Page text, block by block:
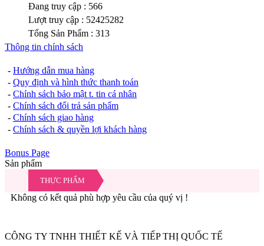
Đang truy cập : 566
Lượt truy cập : 52425282
Tổng Sản Phẩm : 313
Thông tin chính sách
- Hướng dẫn mua hàng
- Quy định và hình thức thanh toán
- Chính sách bảo mật t. tin cá nhân
- Chính sách đổi trả sản phẩm
- Chính sách giao hàng
- Chính sách & quyền lợi khách hàng
Bonus Page
Sản phẩm
THỰC PHẨM
Không có kết quả phù hợp yêu cầu của quý vị !
CÔNG TY TNHH THIẾT KẾ VÀ TIẾP THỊ QUỐC TẾ